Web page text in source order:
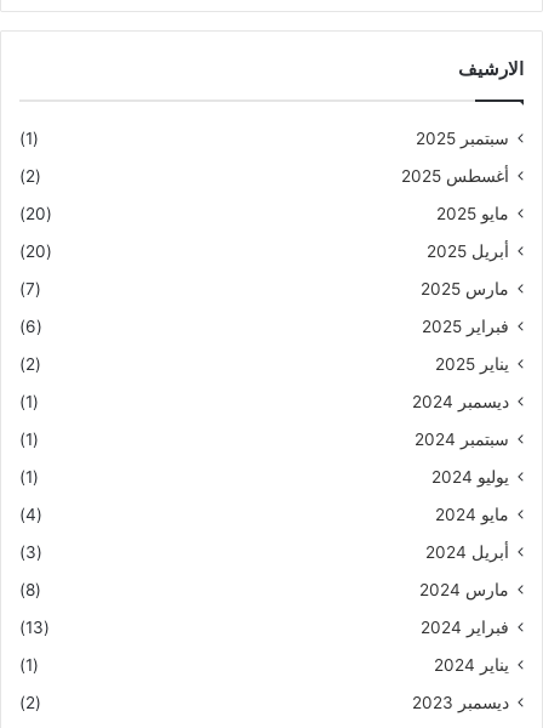
الارشيف
سبتمبر 2025
(1)
أغسطس 2025
(2)
مايو 2025
(20)
أبريل 2025
(20)
مارس 2025
(7)
فبراير 2025
(6)
يناير 2025
(2)
ديسمبر 2024
(1)
سبتمبر 2024
(1)
يوليو 2024
(1)
مايو 2024
(4)
أبريل 2024
(3)
مارس 2024
(8)
فبراير 2024
(13)
يناير 2024
(1)
ديسمبر 2023
(2)